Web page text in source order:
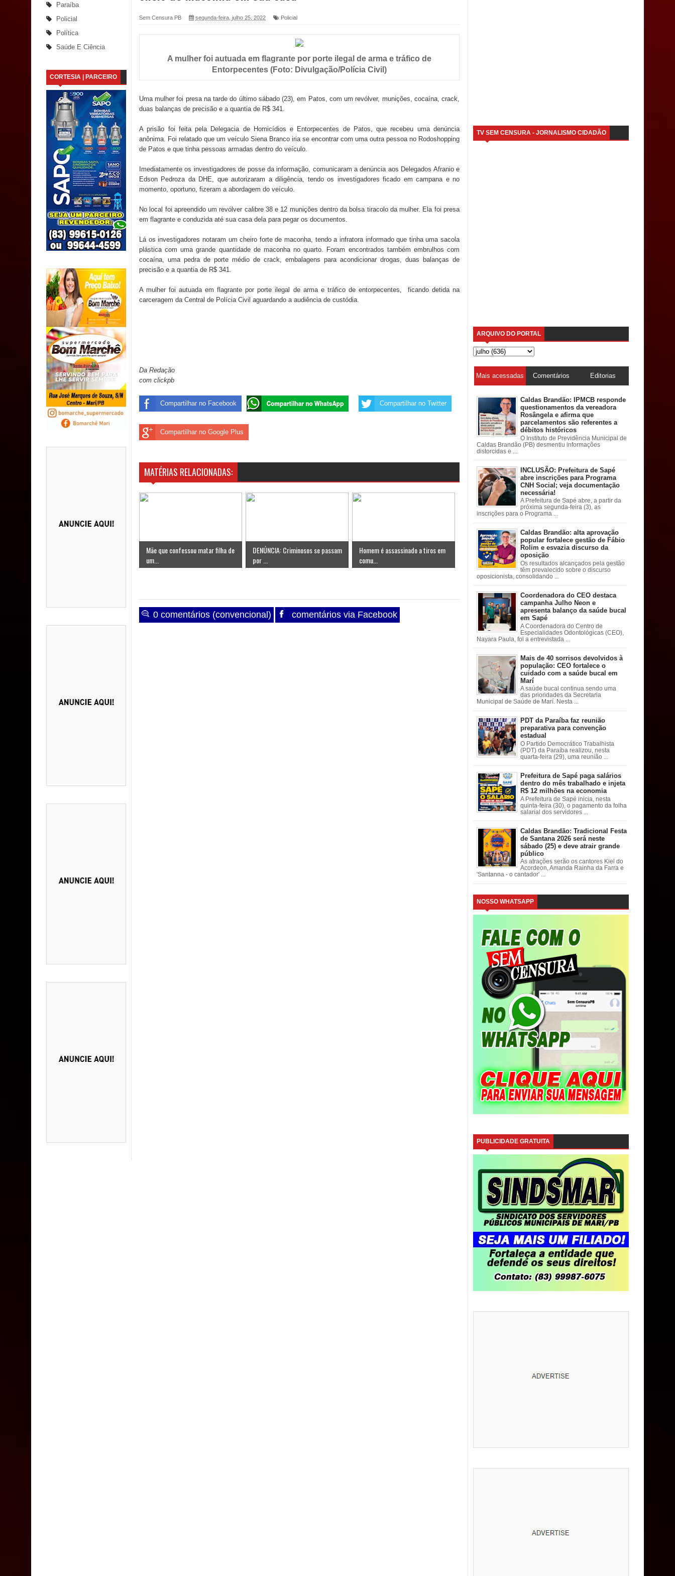
Saúde Bucal: Mais de 470 próteses dentárias já foram entregues pela Prefeitura de Sapé em 2026
Caldas Brandão: Tradicional Festa de Santana 2026 será neste sábado (25) e deve atrair grande público
Nota de pesar: Câmara de Marí lamenta a morte da ex-vereadora Neta do Sindicato
Prefeito Major Sidnei busca em Brasília recursos para nova Casa de Acolhida e CRAS de Sapé
Denise Ribeiro toma posse no Diretório Nacional do PDT durante Convenção em Brasília
Dois Gigantes da Poesia Paraibana inspiram a IV FEIRA LITERÁRIA DO BREJO em Guarabira
Vereador Davyd Matias reúne cerca de 200 lideranças em apoio à pré-candidatura de Denise Ribeiro à
Assembleia Legislativa
Mari marca presença no maior evento de saúde pública do planeta com foco na qualificação dos serviços do
SUS
MULUNGU: Servidora revela Perseguição na Gestão de Daniella Ribeiro e prática repudiável revolta
população
Caldas Brandão: IPMCB responde questionamentos da vereadora Rosângela e afirma que parcelamentos
são referentes a débitos históricos
Paraíba
Policial
Política
Saúde E Ciência
CORTESIA | PARCEIRO
Sem Censura PB segunda-feira, julho 25, 2022 Policial
A mulher foi autuada em flagrante por porte ilegal de arma e tráfico de
Entorpecentes (Foto: Divulgação/Polícia Civil)
Uma mulher foi presa na tarde do último sábado (23), em Patos, com um revólver, munições, cocaína, crack,
duas balanças de precisão e a quantia de R$ 341.
A prisão foi feita pela Delegacia de Homicídios e Entorpecentes de Patos, que recebeu uma denúncia
anônima. Foi relatado que um veículo Siena Branco iria se encontrar com uma outra pessoa no Rodoshopping
de Patos e que tinha pessoas armadas dentro do veículo.
Imediatamente os investigadores de posse da informação, comunicaram a denúncia aos Delegados Afranio e
Edson Pedroza da DHE, que autorizaram a diligência, tendo os investigadores ficado em campana e no
momento, oportuno, fizeram a abordagem do veículo.
No local foi apreendido um revólver calibre 38 e 12 munições dentro da bolsa tiracolo da mulher. Ela foi presa
em flagrante e conduzida até sua casa dela para pegar os documentos.
Lá os investigadores notaram um cheiro forte de maconha, tendo a infratora informado que tinha uma sacola
plástica com uma grande quantidade de maconha no quarto. Foram encontrados também embrulhos com
cocaína, uma pedra de porte médio de crack, embalagens para acondicionar drogas, duas balanças de
precisão e a quantia de R$ 341.
A mulher foi autuada em flagrante por porte ilegal de arma e tráfico de entorpecentes, ficando detida na
carceragem da Central de Polícia Civil aguardando a audiência de custódia.
Da Redação
com clickpb
Compartilhar no Facebook Compartilhar no Twitter
Compartilhar no Google Plus
MATÉRIAS RELACIONADAS:
Mãe que confessou matar filha de
um...
DENÚNCIA: Criminosos se passam
por ...
Homem é assassinado a tiros em
comu...
0 comentários (convencional) comentários via Facebook
TV SEM CENSURA - JORNALISMO CIDADÃO
ARQUIVO DO PORTAL
Mais acessadas Comentários Editorias
Caldas Brandão: IPMCB responde
questionamentos da vereadora
Rosângela e afirma que
parcelamentos são referentes a
débitos históricos
O Instituto de Previdência Municipal de
Caldas Brandão (PB) desmentiu informações
distorcidas e ...
INCLUSÃO: Prefeitura de Sapé
abre inscrições para Programa
CNH Social; veja documentação
necessária!
A Prefeitura de Sapé abre, a partir da
próxima segunda-feira (3), as
inscrições para o Programa ...
Caldas Brandão: alta aprovação
popular fortalece gestão de Fábio
Rolim e esvazia discurso da
oposição
Os resultados alcançados pela gestão
têm prevalecido sobre o discurso
oposicionista, consolidando ...
Coordenadora do CEO destaca
campanha Julho Neon e
apresenta balanço da saúde bucal
em Sapé
A Coordenadora do Centro de
Especialidades Odontológicas (CEO),
Nayara Paula, foi a entrevistada ...
Mais de 40 sorrisos devolvidos à
população: CEO fortalece o
cuidado com a saúde bucal em
Marí
A saúde bucal continua sendo uma
das prioridades da Secretaria
Municipal de Saúde de Marí. Nesta ...
PDT da Paraíba faz reunião
preparativa para convenção
estadual
O Partido Democrático Trabalhista
(PDT) da Paraíba realizou, nesta
quarta-feira (29), uma reunião ...
Prefeitura de Sapé paga salários
dentro do mês trabalhado e injeta
R$ 12 milhões na economia
A Prefeitura de Sapé inicia, nesta
quinta-feira (30), o pagamento da folha
salarial dos servidores ...
Caldas Brandão: Tradicional Festa
de Santana 2026 será neste
sábado (25) e deve atrair grande
público
As atrações serão os cantores Kiel do
Acordeon, Amanda Rainha da Farra e
'Santanna - o cantador' ...
NOSSO WHATSAPP
PUBLICIDADE GRATUITA